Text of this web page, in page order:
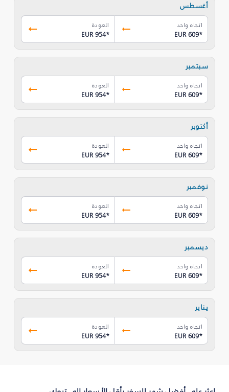
أغسطس
اتجاه واحد
EUR 609*
العودة
EUR 954*
سبتمبر
اتجاه واحد
EUR 609*
العودة
EUR 954*
أكتوبر
اتجاه واحد
EUR 609*
العودة
EUR 954*
نوفمبر
اتجاه واحد
EUR 609*
العودة
EUR 954*
ديسمبر
اتجاه واحد
EUR 609*
العودة
EUR 954*
يناير
اتجاه واحد
EUR 609*
العودة
EUR 954*